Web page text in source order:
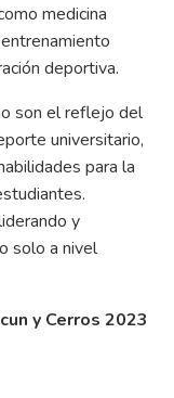
medicina
deportiva.
son el reflejo del
universitario,
para la
y
solo a nivel
y Cerros 2023